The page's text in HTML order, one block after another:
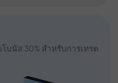
บนัส 30% สำหรับการเทรด